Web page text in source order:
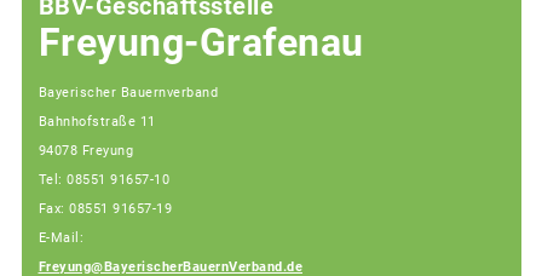
BBV-Geschäftsstelle
Freyung-Grafenau
Bayerischer Bauernverband
Bahnhofstraße 11
94078 Freyung
Tel: 08551 91657-10
Fax: 08551 91657-19
E-Mail:
Freyung@BayerischerBauernVerband.de